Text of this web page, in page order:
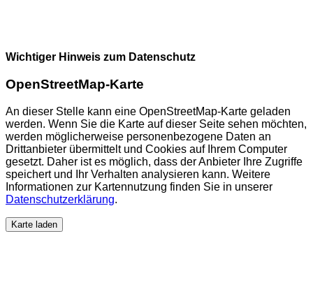
Wichtiger Hinweis zum Datenschutz
OpenStreetMap-Karte
An dieser Stelle kann eine OpenStreetMap-Karte geladen
werden. Wenn Sie die Karte auf dieser Seite sehen möchten,
werden möglicherweise personenbezogene Daten an
Drittanbieter übermittelt und Cookies auf Ihrem Computer
gesetzt. Daher ist es möglich, dass der Anbieter Ihre Zugriffe
speichert und Ihr Verhalten analysieren kann. Weitere
Informationen zur Kartennutzung finden Sie in unserer
Datenschutzerklärung.
Karte laden